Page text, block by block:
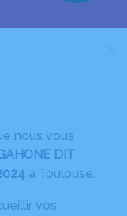
nous vous
DIT
à Toulouse.
vos